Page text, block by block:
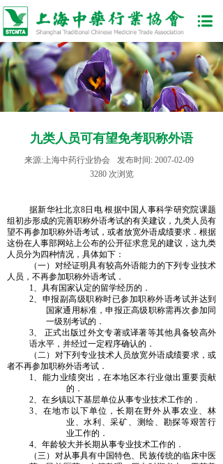
九类人员可有望免考职称外语
来源:上海中药行业协会 发布时间: 2007-02-09
3280 次浏览
据新华社北京8日电 根据中国人事科学研究院课题
组初步形成的完善职称外语考试的有关建议，九类人员有
望不再参加职称外语考试，或者放宽外语成绩要求．根据
这份在人事部网站上公布的公开征求意见的建议，这九类
人员分为四种情况，具体如下：
（一）对经证明具有较高外语能力的下列专业技术
人员，不再参加职称外语考试．
1、 具有国家认定的留学经历的．
2、 申报副高级职称时已参加职称外语考试并达到
国家通用标准，申报正高级职称需再次参加同
一级别考试的．
3、 正式出版过外文专著或译著等其他具备较高外
语水平，并经过一定程序确认的．
（二）对下列专业技术人员放宽外语成绩要求，或
者不再参加职称外语考试．
1、 能力业绩突出，在本地区本行业做出重要贡献
的．
2、 在乡镇以下基层单位从事专业技术工作的．
3、在地市以下单位，长期在野外从事农业、林
业、水利、采矿、测绘、勘探等艰苦行
业工作的．
4、年龄较大并长期从事专业技术工作的．
（三）对从事具有中国特色、民族传统的临床中医